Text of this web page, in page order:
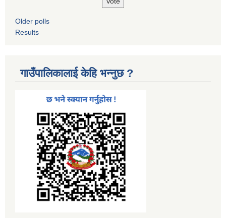
Older polls
Results
गाउँपालिकालाई केहि भन्नुछ ?